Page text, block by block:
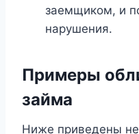
заемщиком, и
нарушения.
Примеры
займа
Ниже приведены